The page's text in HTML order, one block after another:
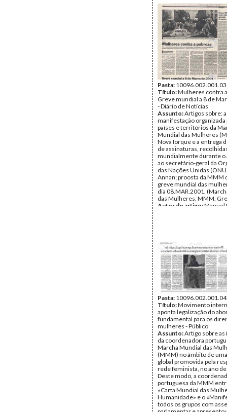
Pasta:
Título:Mulheres contra
Greve mundial a 8 de
- Diário de Notícias
Assunto:Artigos sobre: a
manifestação organizada
países e territórios da
Mundial das Mulheres
Nova Iorque e a entrega
de assinaturas,
mundialmente durante o
ao secretário-geral da
das Nações Unidas
Annan; proosta da MMM
greve mundial das
dia 08.MAR.2001.
das Mulheres, MMM,
Autor do artigo:Manuel
Página(s):
Pasta:
Título:Movimento
aponta legalização do
fundamental para os
mulheres - Público
Assunto:Artigo sobre as
da coordenadora
Marcha Mundial das
(MMM) no âmbito de
global promovida pela
rede feminista, no ano
Deste modo, a
portuguesa da MMM
«Carta Mundial das
Humanidade» e o
todos os grupos com